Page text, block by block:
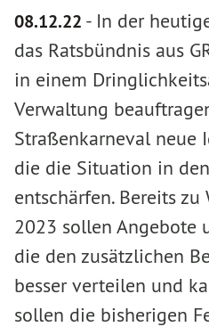
08.12.22 - In der
das Ratsbündnis aus
in einem
Verwaltung
Straßenkarneval neue
die die Situation in
entschärfen. Bereits
2023 sollen Angebote
die den zusätzlichen
besser verteilen und
sollen die bisherigen